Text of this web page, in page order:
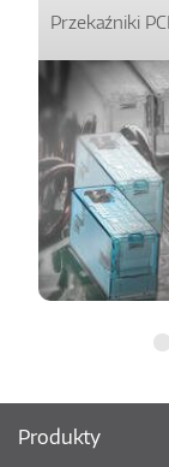
Przekaźniki
Produkty